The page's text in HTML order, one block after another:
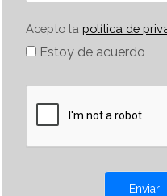
Acepto la política de
Estoy de acuerdo
Enviar